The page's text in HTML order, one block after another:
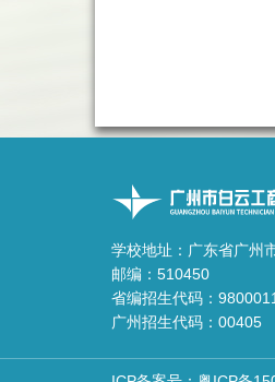
学校地址：广东省广州
邮编：510450
省编招生代码：
广州招生代码：00405